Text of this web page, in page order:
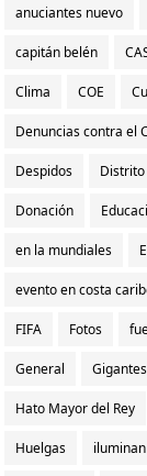
anuciantes nuevo
capitán belén
Clima COE
Denuncias contra el
Despidos
Donación
en la mundiales
evento en costa
FIFA Fotos
General
Hato Mayor del Rey
Huelgas iluminan